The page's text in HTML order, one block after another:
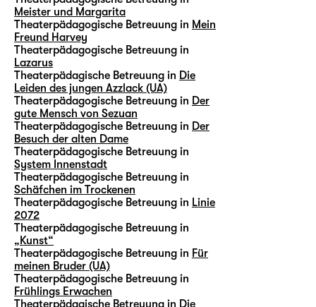
Meister und Margarita
Theaterpädagogische Betreuung in Mein
Freund Harvey
Theaterpädagogische Betreuung in
Lazarus
Theaterpädagische Betreuung in Die
Leiden des jungen Azzlack (UA)
Theaterpädagogische Betreuung in Der
gute Mensch von Sezuan
Theaterpädagogische Betreuung in Der
Besuch der alten Dame
Theaterpädagogische Betreuung in
System Innenstadt
Theaterpädagogische Betreuung in
Schäfchen im Trockenen
Theaterpädagogische Betreuung in Linie
2072
Theaterpädagogische Betreuung in
„Kunst“
Theaterpädagogische Betreuung in Für
meinen Bruder (UA)
Theaterpädagogische Betreuung in
Frühlings Erwachen
Theaterpädagische Betreuung in Die